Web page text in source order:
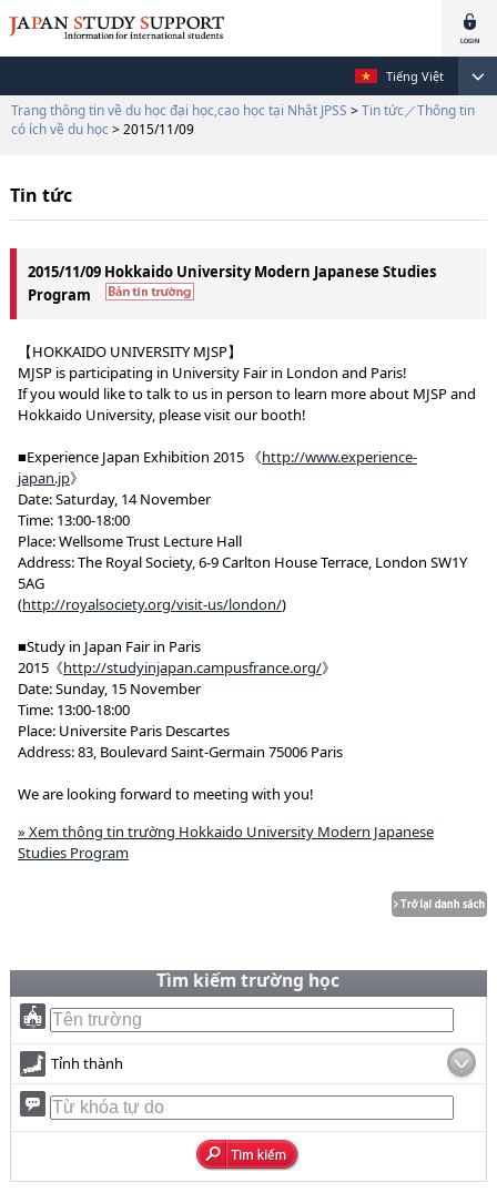
Tiếng Việt
Trang thông tin về du học đại học,cao học tại Nhật JPSS > Tin tức／Thông tin
có ích về du học > 2015/11/09
Tin tức
2015/11/09 Hokkaido University Modern Japanese Studies
Program
【HOKKAIDO UNIVERSITY MJSP】
MJSP is participating in University Fair in London and Paris!
If you would like to talk to us in person to learn more about MJSP and
Hokkaido University, please visit our booth!
■Experience Japan Exhibition 2015 《http://www.experience-
japan.jp》
Date: Saturday, 14 November
Time: 13:00-18:00
Place: Wellsome Trust Lecture Hall
Address: The Royal Society, 6-9 Carlton House Terrace, London SW1Y
5AG
(http://royalsociety.org/visit-us/london/)
■Study in Japan Fair in Paris
2015《http://studyinjapan.campusfrance.org/》
Date: Sunday, 15 November
Time: 13:00-18:00
Place: Universite Paris Descartes
Address: 83, Boulevard Saint-Germain 75006 Paris
We are looking forward to meeting with you!
» Xem thông tin trường Hokkaido University Modern Japanese
Studies Program
Tìm kiếm trường học
Tỉnh thành